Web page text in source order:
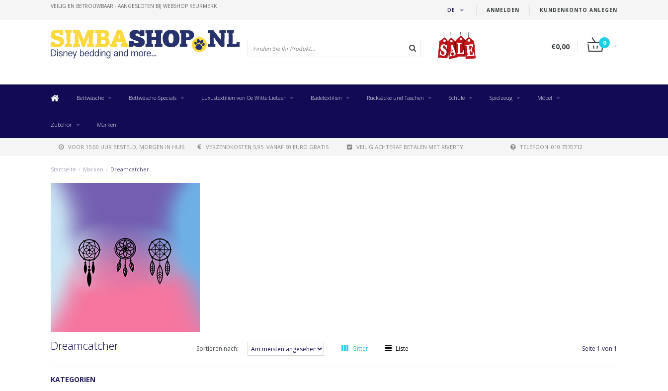
ANMELDEN KUNDENKONTO ANLEGEN
DE
VEILIG EN BETROUWBAAR - AANGESLOTEN BIJ WEBSHOP KEURMERK
€0,00 0
Bettwäsche Bettwäsche-Specials Luxustextilien von De Witte Lietaer Badetextilien Rucksäcke und Taschen Schule Spielzeug Möbel
Zubehör Marken
VOOR 15:00 UUR BESTELD, MORGEN IN HUIS VERZENDKOSTEN 5,95. VANAF 60 EURO GRATIS VEILIG ACHTERAF BETALEN MET RIVERTY TELEFOON: 010 7370712
Startseite / Marken / Dreamcatcher
Dreamcatcher Sortieren nach: Gitter Liste Seite 1 von 1
KATEGORIEN